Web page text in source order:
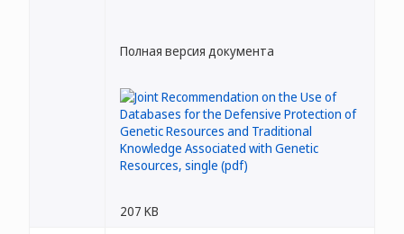
Полная версия документа
207 KB